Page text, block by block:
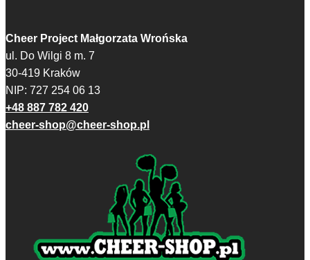
Cheer Project Małgorzata Wrońska
ul. Do Wilgi 8 m. 7
30-419 Kraków
NIP: 727 254 06 13
+48 887 782 420
cheer-shop@cheer-shop.pl